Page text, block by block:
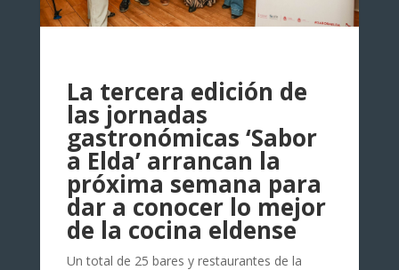
La tercera edición de
las jornadas
gastronómicas ‘Sabor
a Elda’ arrancan la
próxima semana para
dar a conocer lo mejor
de la cocina eldense
Un total de 25 bares y restaurantes de la